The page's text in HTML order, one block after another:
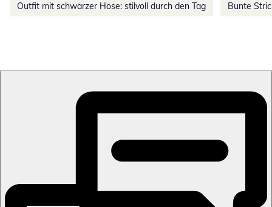
Outfit mit schwarzer Hose: stilvoll durch den Tag Bunte